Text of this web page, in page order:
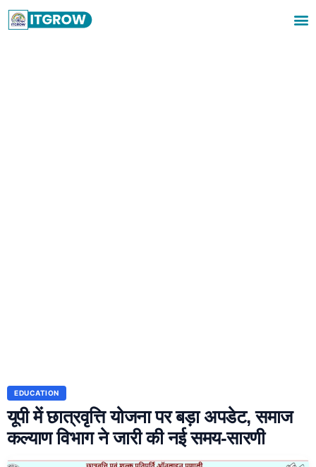
EDUCATION
यूपी में छात्रवृत्ति योजना पर बड़ा अपडेट, समाज
कल्याण विभाग ने जारी की नई समय-सारणी